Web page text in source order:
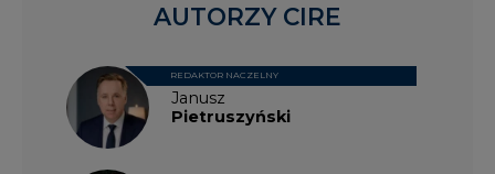
Janusz
Pietruszyński
REDAKTOR NACZELNY
AUTORZY CIRE